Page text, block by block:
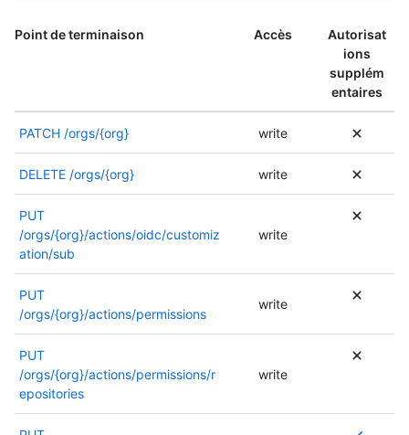
Point de terminaison Accès
Autorisat
ions
supplém
entaires
PATCH /orgs/{org} write
DELETE /orgs/{org} write
PUT
/orgs/{org}/actions/oidc/customiz
ation/sub
write
PUT
/orgs/{org}/actions/permissions
write
PUT
/orgs/{org}/actions/permissions/r
epositories
write